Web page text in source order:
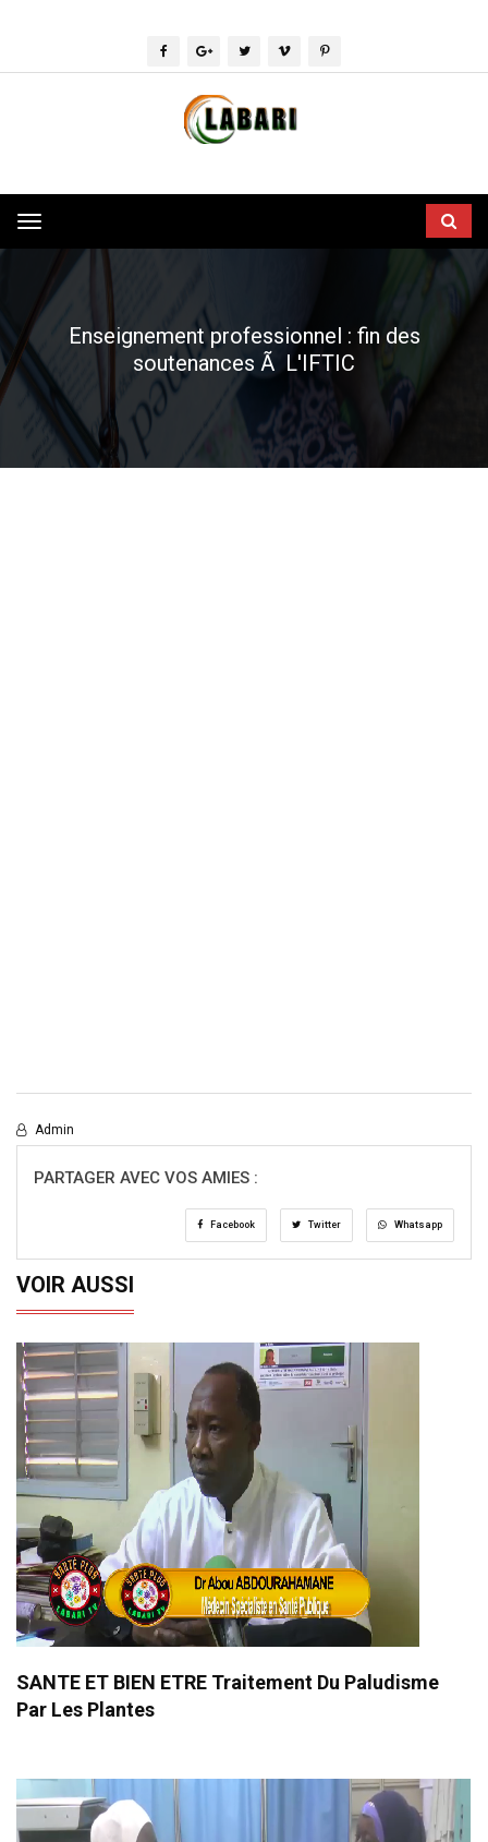
Toggle
navigation
Enseignement professionnel : fin des
soutenances Ã L'IFTIC
Admin
PARTAGER AVEC VOS AMIES :
Facebook Twitter Whatsapp
VOIR AUSSI
SANTE ET BIEN ETRE Traitement Du Paludisme
Par Les Plantes